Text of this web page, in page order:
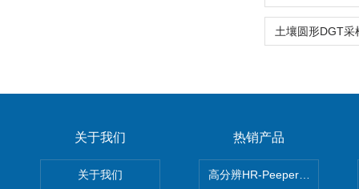
关于我们
关于我们
热销产品
高分辨HR-Peeper采样器孔隙